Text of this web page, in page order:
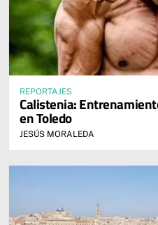
REPORTAJES
Calistenia:
en Toledo
JESÚS MORALEDA